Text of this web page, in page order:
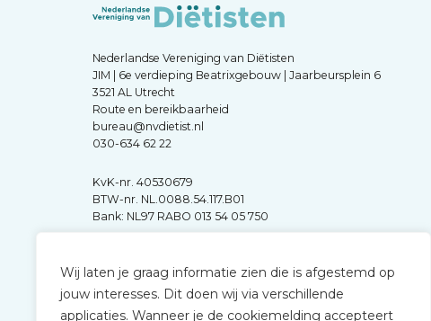
Wij laten je graag informatie zien die is afgestemd op
jouw interesses. Dit doen wij via verschillende
applicaties. Wanneer je de cookiemelding accepteert
Nederlandse Vereniging van Diëtisten
JIM | 6e verdieping Beatrixgebouw | Jaarbeursplein 6
3521 AL Utrecht
Route en bereikbaarheid
bureau@nvdietist.nl
030-634 62 22
KvK-nr. 40530679
BTW-nr. NL.0088.54.117.B01
Bank: NL97 RABO 013 54 05 750